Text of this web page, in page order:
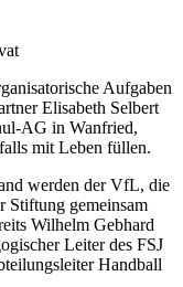
Aufgaben
Elisabeth Selbert
AG in Wanfried,
mit Leben füllen.
werden der VfL, die
Stiftung gemeinsam
Wilhelm Gebhard
Leiter des FSJ
Handball